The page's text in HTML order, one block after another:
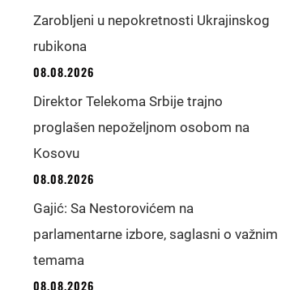
Zarobljeni u nepokretnosti Ukrajinskog
rubikona
08.08.2026
Direktor Telekoma Srbije trajno
proglašen nepoželjnom osobom na
Kosovu
08.08.2026
Gajić: Sa Nestorovićem na
parlamentarne izbore, saglasni o važnim
temama
08.08.2026